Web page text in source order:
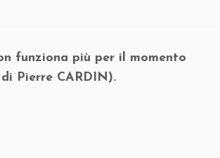
funziona più per il momento
Pierre CARDIN).